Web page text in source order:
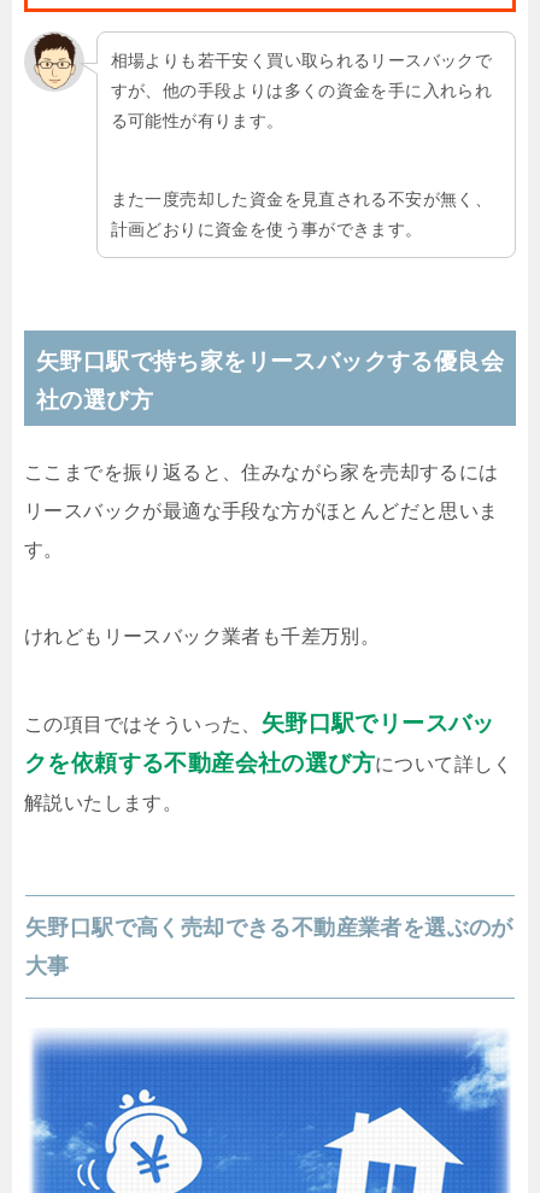
相場よりも若干安く買い取られるリースバックで
すが、他の手段よりは多くの資金を手に入れられ
る可能性が有ります。
また一度売却した資金を見直される不安が無く、
計画どおりに資金を使う事ができます。
矢野口駅で持ち家をリースバックする優良会
社の選び方
ここまでを振り返ると、住みながら家を売却するには
リースバックが最適な手段な方がほとんどだと思いま
す。
けれどもリースバック業者も千差万別。
この項目ではそういった、 矢野口駅でリースバッ
クを依頼する不動産会社の選び方について詳しく
解説いたします。
矢野口駅で高く売却できる不動産業者を選ぶのが
大事